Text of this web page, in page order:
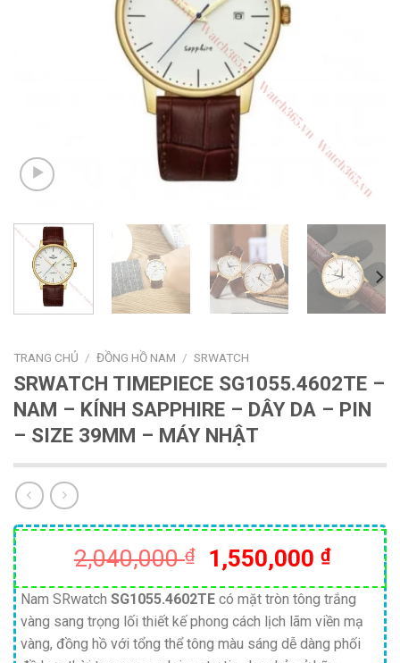
TRANG CHỦ / ĐỒNG HỒ NAM / SRWATCH
SRWATCH TIMEPIECE SG1055.4602TE –
NAM – KÍNH SAPPHIRE – DÂY DA – PIN
– SIZE 39MM – MÁY NHẬT
2,040,000₫
Giá
gốc
là:
2,040,000 ₫.
1,550,000 ₫Giá
hiện
tại
là:
Nam SRwatch SG1055.4602TE có mặt tròn tông trắng
vàng sang trọng lối thiết kế phong cách lịch lãm viền mạ
vàng, đồng hồ với tổng thể tông màu sáng dễ dàng phối